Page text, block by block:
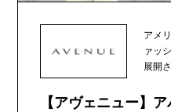
アメ
ァッ
展開
【アヴェニュー】